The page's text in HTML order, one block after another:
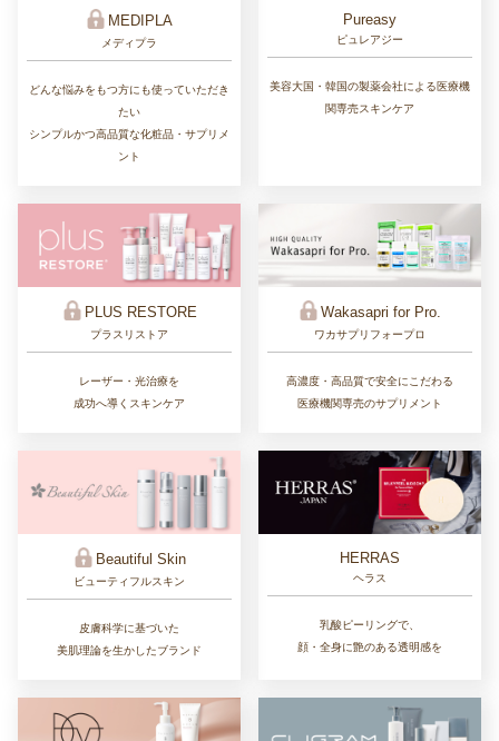
MEDIPLA
メディプラ
どんな悩みをもつ方にも使っていただき
たい
シンプルかつ高品質な化粧品・サプリメ
ント
Pureasy
ピュレアジー
美容大国・韓国の製薬会社による医療機
関専売スキンケア
PLUS RESTORE
プラスリストア
レーザー・光治療を
成功へ導くスキンケア
Wakasapri for Pro.
ワカサプリフォープロ
高濃度・高品質で安全にこだわる
医療機関専売のサプリメント
Beautiful Skin
ビューティフルスキン
皮膚科学に基づいた
美肌理論を生かしたブランド
HERRAS
ヘラス
乳酸ピーリングで、
顔・全身に艶のある透明感を